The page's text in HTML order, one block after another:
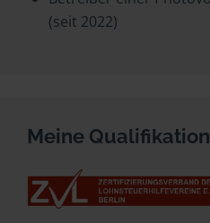
(seit 2022)
Meine Qualifikation